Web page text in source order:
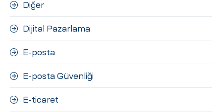
Diğer
Dijital Pazarlama
E-posta
E-posta Güvenliği
E-ticaret